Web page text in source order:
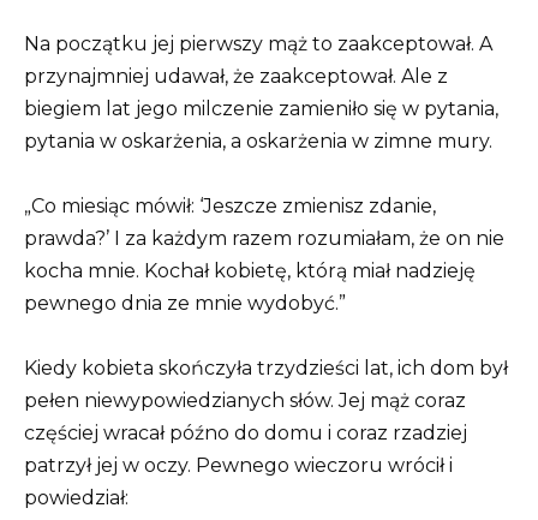
Na początku jej pierwszy mąż to zaakceptował. A
przynajmniej udawał, że zaakceptował. Ale z
biegiem lat jego milczenie zamieniło się w pytania,
pytania w oskarżenia, a oskarżenia w zimne mury.
„Co miesiąc mówił: ‘Jeszcze zmienisz zdanie,
prawda?’ I za każdym razem rozumiałam, że on nie
kocha mnie. Kochał kobietę, którą miał nadzieję
pewnego dnia ze mnie wydobyć.”
Kiedy kobieta skończyła trzydzieści lat, ich dom był
pełen niewypowiedzianych słów. Jej mąż coraz
częściej wracał późno do domu i coraz rzadziej
patrzył jej w oczy. Pewnego wieczoru wrócił i
powiedział: